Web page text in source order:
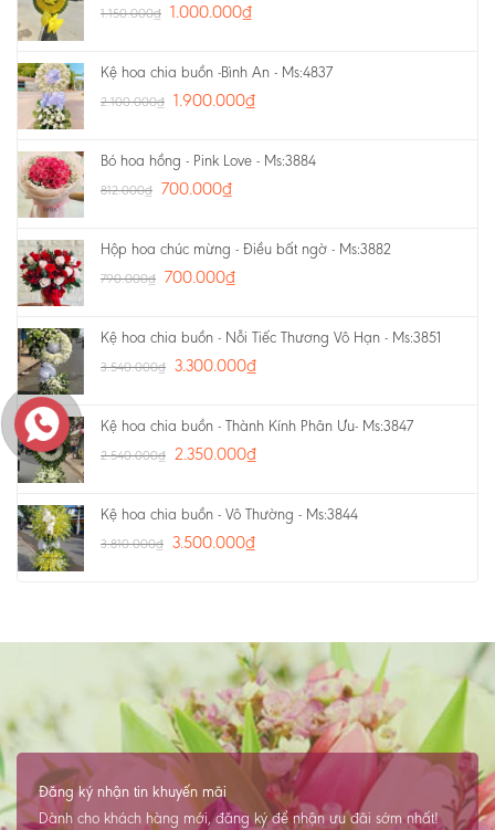
1.150.000₫ 1.000.000₫
Kệ hoa chia buồn -Bình An - Ms:4837
2.100.000₫ 1.900.000₫
Bó hoa hồng - Pink Love - Ms:3884
812.000₫ 700.000₫
Hộp hoa chúc mừng - Điều bất ngờ - Ms:3882
790.000₫ 700.000₫
Kệ hoa chia buồn - Nỗi Tiếc Thương Vô Hạn - Ms:3851
3.540.000₫ 3.300.000₫
Kệ hoa chia buồn - Thành Kính Phân Ưu- Ms:3847
2.540.000₫ 2.350.000₫
Kệ hoa chia buồn - Vô Thường - Ms:3844
3.810.000₫ 3.500.000₫
Đăng ký nhận tin khuyến mãi
Dành cho khách hàng mới, đăng ký để nhận ưu đãi sớm nhất!